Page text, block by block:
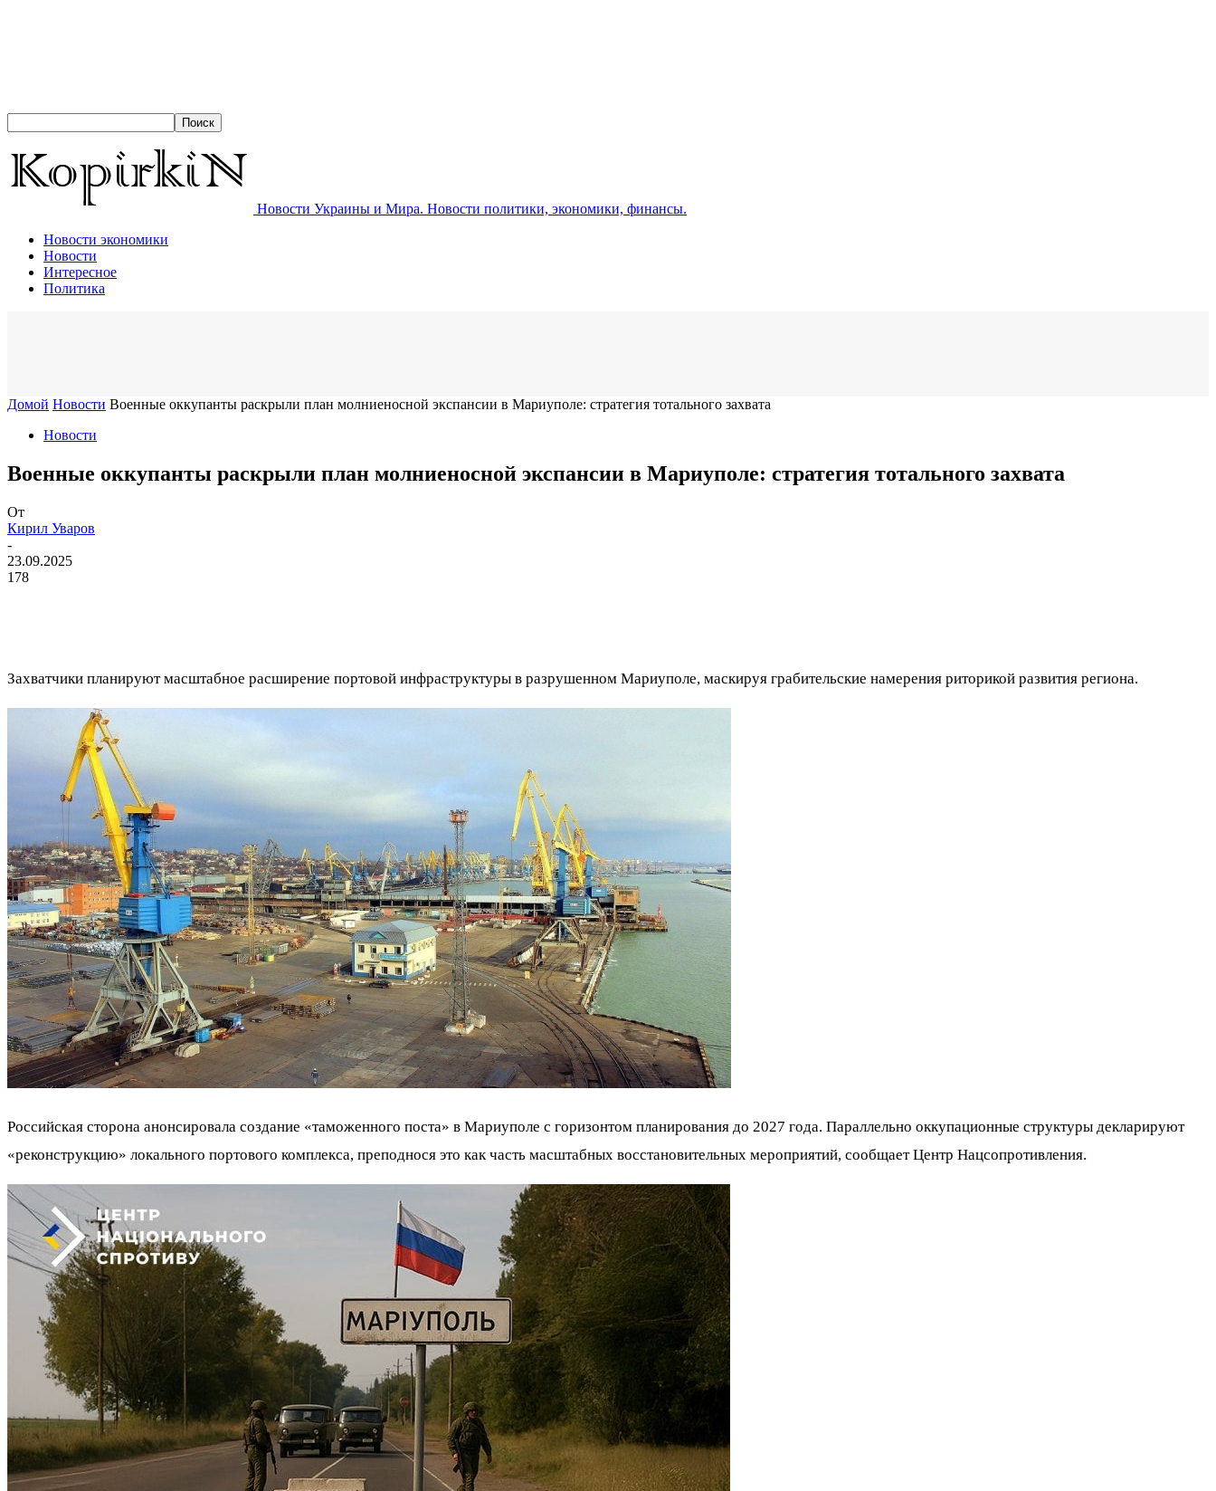
Новости Украины и Мира. Новости политики, экономики, финансы.
Новости экономики
Новости
Интересное
Политика
Домой Новости Военные оккупанты раскрыли план молниеносной экспансии в Мариуполе: стратегия тотального захвата
Новости
Военные оккупанты раскрыли план молниеносной экспансии в Мариуполе: стратегия тотального захвата
От
Кирил Уваров
-
23.09.2025
178
Захватчики планируют масштабное расширение портовой инфраструктуры в разрушенном Мариуполе, маскируя грабительские намерения риторикой развития региона.
Российская сторона анонсировала создание «таможенного поста» в Мариуполе с горизонтом планирования до 2027 года. Параллельно оккупационные структуры декларируют
«реконструкцию» локального портового комплекса, преподнося это как часть масштабных восстановительных мероприятий, сообщает Центр Нацсопротивления.